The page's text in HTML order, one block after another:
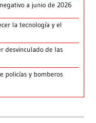
a junio de 2026
la tecnología y el
desvinculado de las
policías y bomberos